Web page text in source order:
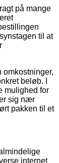
på mange
til at
omkostninger,
beløb. I
mulighed for
sig nær
pakken til et
internet